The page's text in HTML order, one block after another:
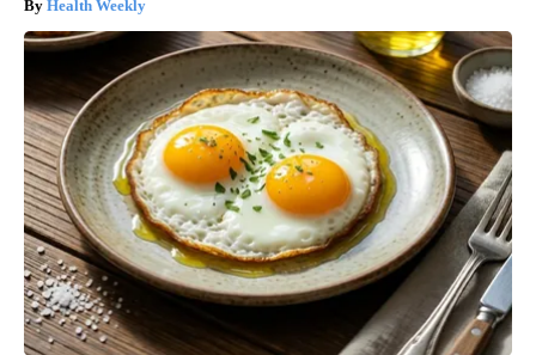
Health Weekly